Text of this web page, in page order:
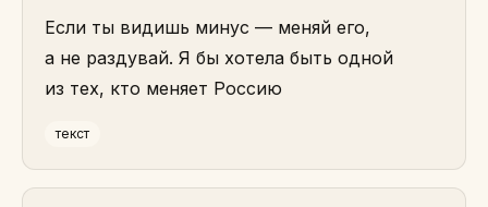
Если ты видишь минус — меняй его,
а не раздувай. Я бы хотела быть одной
из тех, кто меняет Россию
текст